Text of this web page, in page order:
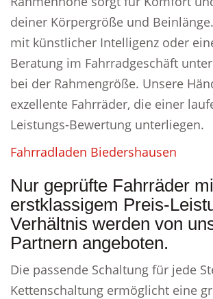
deiner Körpergröße und
mit künstlicher Intelligenz oder
Beratung im Fahrradgeschäft
bei der Rahmengröße. Unsere
exzellente Fahrräder, die einer
Leistungs-Bewertung unterliegen.
Fahrradladen Biedershausen
Nur geprüfte Fahrräder
erstklassigem Preis-
Verhältnis werden von
Partnern angeboten.
Die passende Schaltung für jede
Kettenschaltung ermöglicht eine